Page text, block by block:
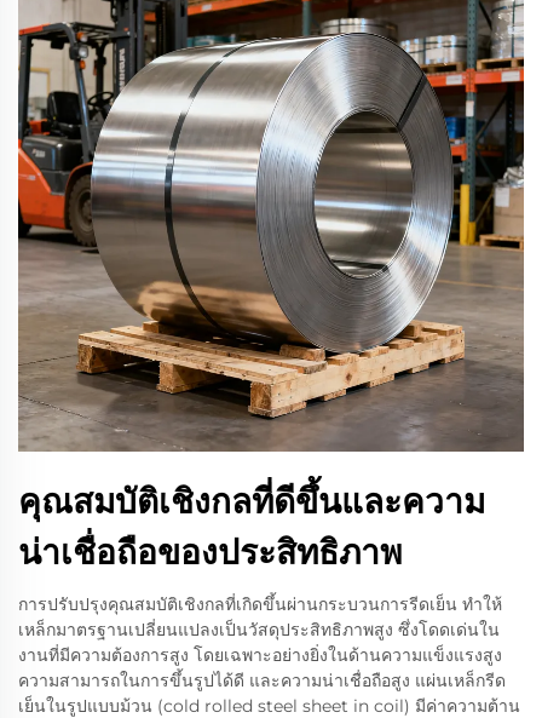
คุณสมบัติเชิงกลที่ดีขึ้นและความ
น่าเชื่อถือของประสิทธิภาพ
การปรับปรุงคุณสมบัติเชิงกลที่เกิดขึ้นผ่านกระบวนการรีดเย็น ทำให้
เหล็กมาตรฐานเปลี่ยนแปลงเป็นวัสดุประสิทธิภาพสูง ซึ่งโดดเด่นใน
งานที่มีความต้องการสูง โดยเฉพาะอย่างยิ่งในด้านความแข็งแรงสูง
ความสามารถในการขึ้นรูปได้ดี และความน่าเชื่อถือสูง แผ่นเหล็กรีด
เย็นในรูปแบบม้วน (cold rolled steel sheet in coil) มีค่าความต้าน